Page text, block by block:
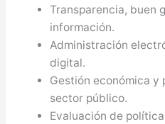
Transparencia, buen
información.
Administración
digital.
Gestión económica y
sector público.
Evaluación de